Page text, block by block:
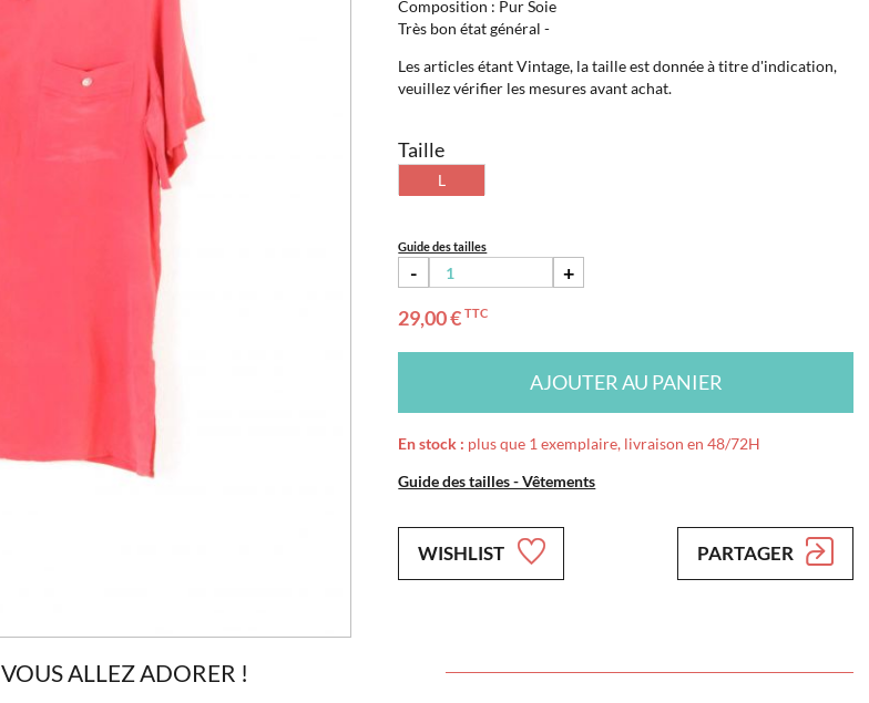
Composition : Pur Soie
Très bon état général -
Les articles étant Vintage, la taille est donnée à titre d'indication,
veuillez vérifier les mesures avant achat.
Taille
L
Guide des tailles
-
+
29,00 €TTC
AJOUTER AU PANIER
En stock : plus que 1 exemplaire, livraison en 48/72H
Guide des tailles - Vêtements
WISHLIST PARTAGER
VOUS ALLEZ ADORER !